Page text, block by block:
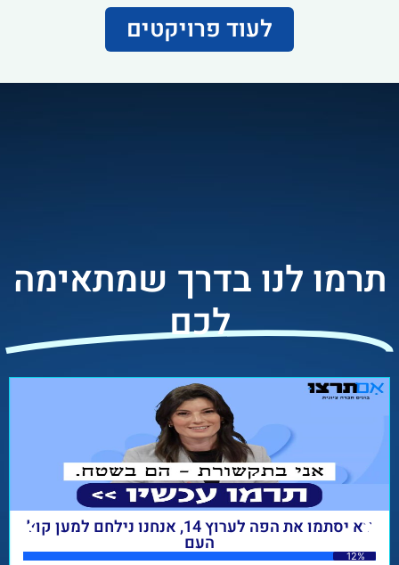
לעוד פרויקטים
תרמו לנו בדרך שמתאימה
לכם
לא יסתמו את הפה לערוץ 14, אנחנו נילחם למען קול
העם
12%